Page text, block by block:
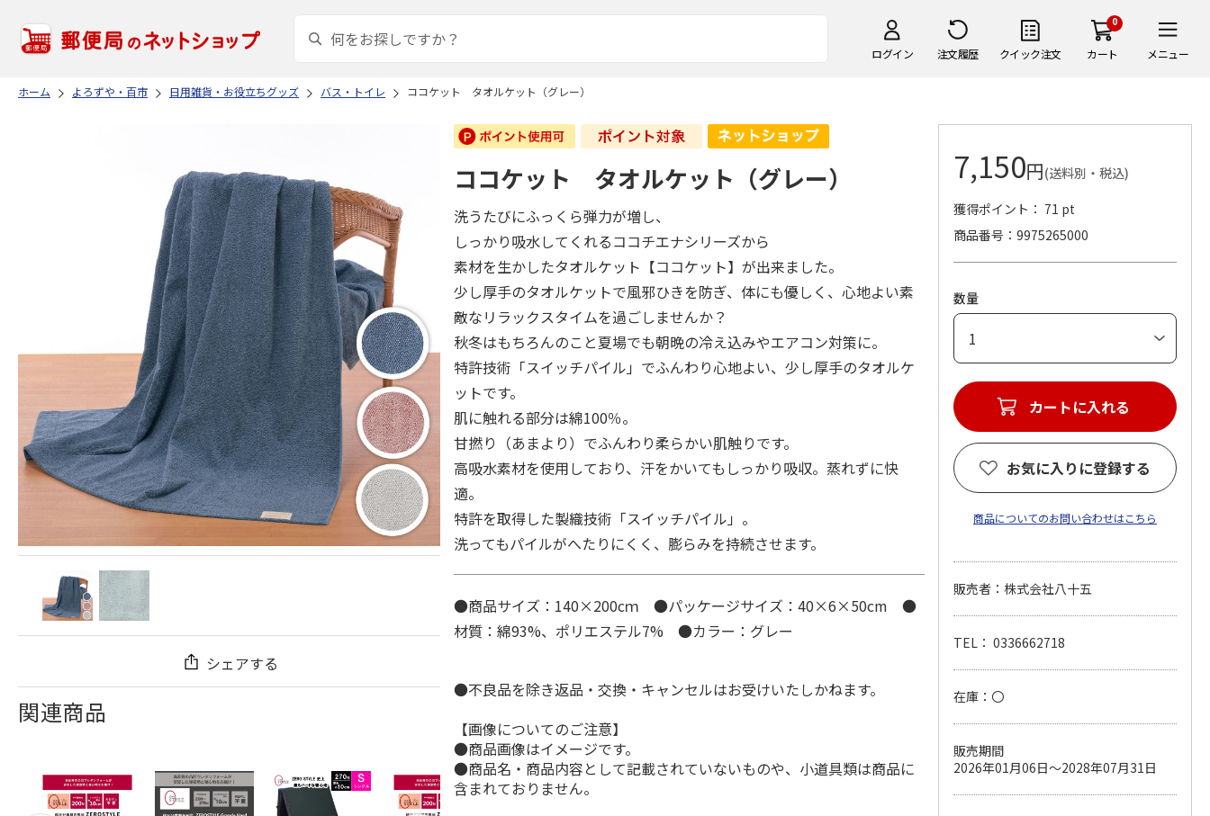
ログイン 注文履歴 クイック注文
0
カート メニュー
ホーム よろずや・百市 日用雑貨・お役立ちグッズ バス・トイレ ココケット タオルケット（グレー）
シェアする
関連商品
ココケット タオルケット（グレー）
洗うたびにふっくら弾力が増し、
しっかり吸水してくれるココチエナシリーズから
素材を生かしたタオルケット【ココケット】が出来ました。
少し厚手のタオルケットで風邪ひきを防ぎ、体にも優しく、心地よい素
敵なリラックスタイムを過ごしませんか？
秋冬はもちろんのこと夏場でも朝晩の冷え込みやエアコン対策に。
特許技術「スイッチパイル」でふんわり心地よい、少し厚手のタオルケ
ットです。
肌に触れる部分は綿100％。
甘撚り（あまより）でふんわり柔らかい肌触りです。
高吸水素材を使用しており、汗をかいてもしっかり吸収。蒸れずに快
適。
特許を取得した製織技術「スイッチパイル」。
洗ってもパイルがへたりにくく、膨らみを持続させます。
●商品サイズ：140×200cｍ ●パッケージサイズ：40×6×50cm ●
材質：綿93%、ポリエステル7% ●カラー：グレー
●不良品を除き返品・交換・キャンセルはお受けいたしかねます。
【画像についてのご注意】
●商品画像はイメージです。
●商品名・商品内容として記載されていないものや、小道具類は商品に
含まれておりません。
7,150円(送料別・税込)
獲得ポイント： 71 pt
商品番号
9975265000
数量
カートに入れる
お気に入りに登録する
商品についてのお問い合わせはこちら
販売者：株式会社八十五
TEL： 0336662718
在庫：〇
販売期間
2026年01月06日～2028年07月31日